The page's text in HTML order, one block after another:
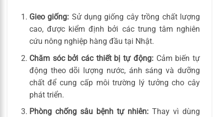
Gieo giống: Sử dụng giống cây trồng chất lượng
cao, được kiểm định bởi các trung tâm nghiên
cứu nông nghiệp hàng đầu tại Nhật.
Chăm sóc bởi các thiết bị tự động:Cảm biến tự
động theo dõi lượng nước, ánh sáng và dưỡng
chất để cung cấp môi trường lý tưởng cho cây
phát triển.
Phòng chống sâu bệnh tự nhiên:Thay vì dùng